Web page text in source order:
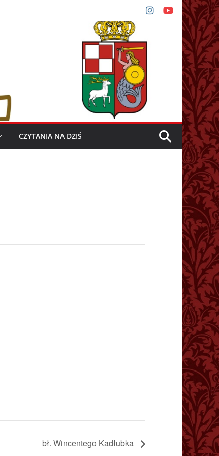
CZYTANIA NA DZIŚ
bł. Wincentego Kadłubka